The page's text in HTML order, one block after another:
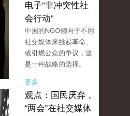
电子“非冲突性社
会行动”
中国的NGO倾向于不用
社交媒体来挑起革命、
或引燃公众的争议，这
是一种战略的选择。
更多
观点：国民厌弃，
“两会”在社交媒体